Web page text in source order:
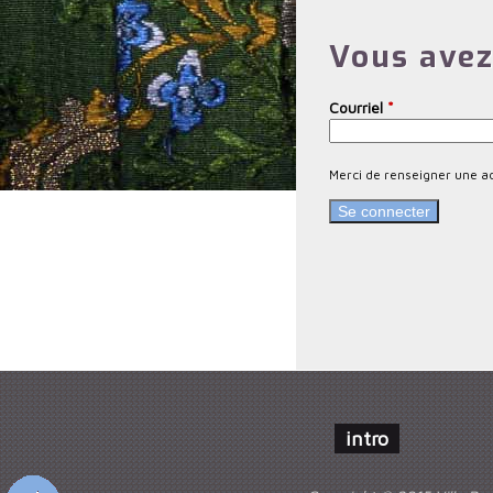
m
e
s
a
n
Vous
Courriel *
Merci de renseigner une
intro